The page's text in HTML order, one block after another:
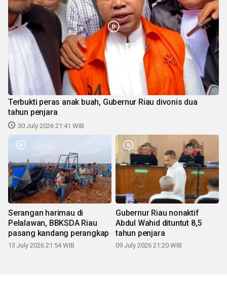
Terbukti peras anak buah, Gubernur Riau divonis dua
tahun penjara
30 July 2026 21:41 WIB
Serangan harimau di
Pelalawan, BBKSDA Riau
pasang kandang perangkap
13 July 2026 21:54 WIB
Gubernur Riau nonaktif
Abdul Wahid dituntut 8,5
tahun penjara
09 July 2026 21:20 WIB